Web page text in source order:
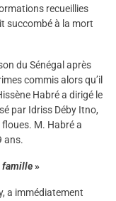
recueillies
succombé à la mort
du Sénégal après
commis alors qu’il
Habré a dirigé le
par Idriss Déby Itno,
M. Habré a
ans.
famille»
a immédiatement